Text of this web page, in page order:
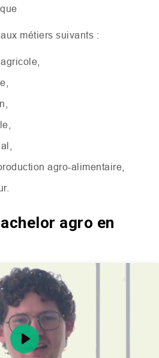
métiers suivants :
agro-alimentaire,
agro en
Play